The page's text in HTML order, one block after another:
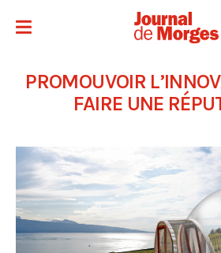
PROMOUVOIR
FAIRE UNE